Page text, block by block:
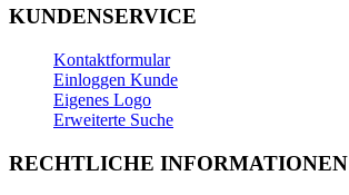
KUNDENSERVICE
Kontaktformular
Einloggen Kunde
Eigenes Logo
Erweiterte Suche
RECHTLICHE INFORMATIONEN